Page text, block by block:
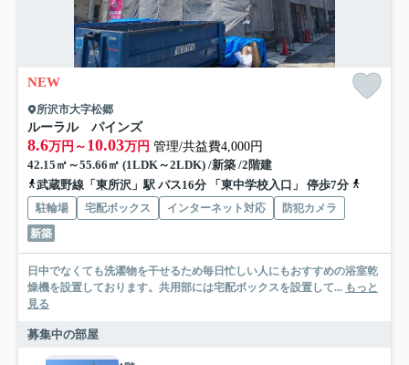
NEW
所沢市大字松郷
ルーラル パインズ
8.6万円～ 10.03万円 管理/共益費4,000円
42.15㎡～55.66㎡ (1LDK～2LDK) /新築 /2階建
武蔵野線「東所沢」駅 バス16分 「東中学校入口」 停歩7分
駐輪場 宅配ボックス インターネット対応
防犯カメラ
新築
日中でなくても洗濯物を干せるため毎日忙しい人にもおすすめの浴室乾
燥機を設置しております。共用部には宅配ボックスを設置して... もっと
見る
募集中の部屋